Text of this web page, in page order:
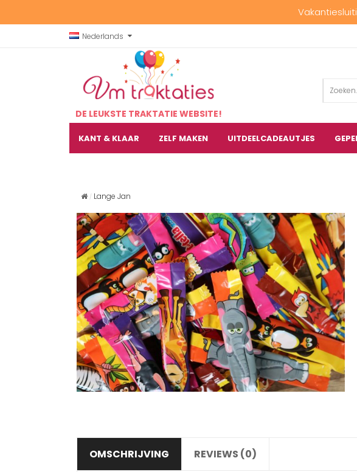
Nederlands
DE LEUKSTE TRAKTATIE WEBSITE!
KANT & KLAAR ZELF MAKEN UITDEELCADEAUTJES
Lange Jan
OMSCHRIJVING REVIEWS (0)